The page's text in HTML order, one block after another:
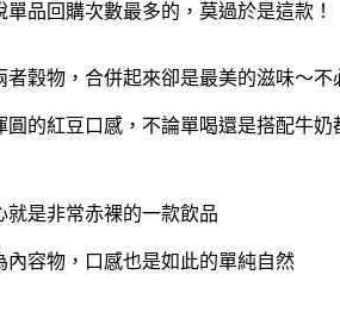
品回購次數最多的，莫過於是這款！
穀物，合併起來卻是最美的滋味～
的紅豆口感，不論單喝還是搭配牛奶
是非常赤裸的一款飲品
容物，口感也是如此的單純自然